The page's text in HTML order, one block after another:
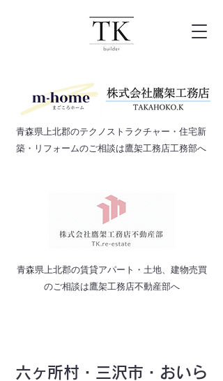
​青森県上北郡のテクノストラクチャー・住宅新
築・リフォームのご相談は鷹架工務店工務部へ
​青森県上北郡の賃貸アパート・土地、建物売買
のご相談は鷹架工務店不動産部へ
六ヶ所村・三沢市・おいら